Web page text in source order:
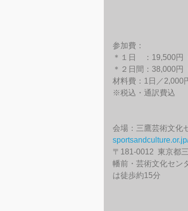
参加費：
＊１日　：19,500円
＊２日間：38,000円
材料費：1日／2,000
※税込・通訳費込
会場：三鷹芸術文化
〒181-0012  東京都
幡前・芸術文化セン
は徒歩約15分